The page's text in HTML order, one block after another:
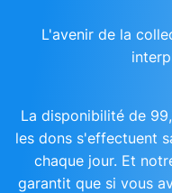
L'avenir de la
La disponibilité de
les dons s'effectuent
chaque jour. Et
garantit que si vous